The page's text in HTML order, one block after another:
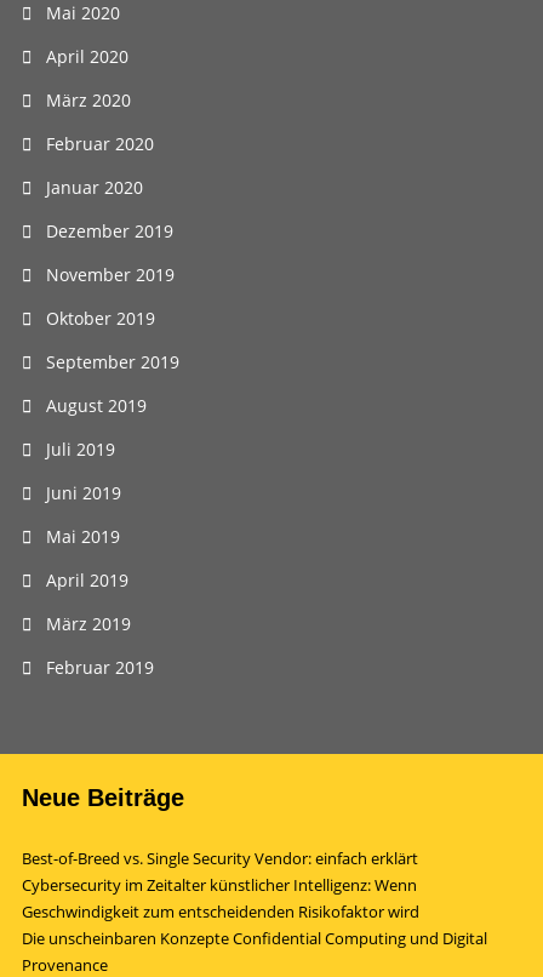
Mai 2020
April 2020
März 2020
Februar 2020
Januar 2020
Dezember 2019
November 2019
Oktober 2019
September 2019
August 2019
Juli 2019
Juni 2019
Mai 2019
April 2019
März 2019
Februar 2019
Neue Beiträge
Best-of-Breed vs. Single Security Vendor: einfach erklärt
Cybersecurity im Zeitalter künstlicher Intelligenz: Wenn
Geschwindigkeit zum entscheidenden Risikofaktor wird
Die unscheinbaren Konzepte Confidential Computing und Digital
Provenance